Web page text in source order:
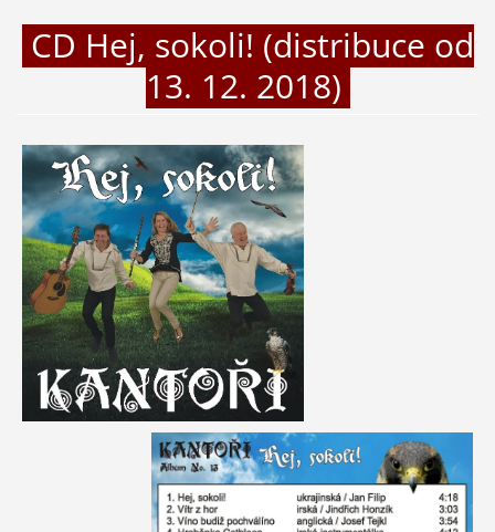
CD Hej, sokoli! (distribuce od
13. 12. 2018)